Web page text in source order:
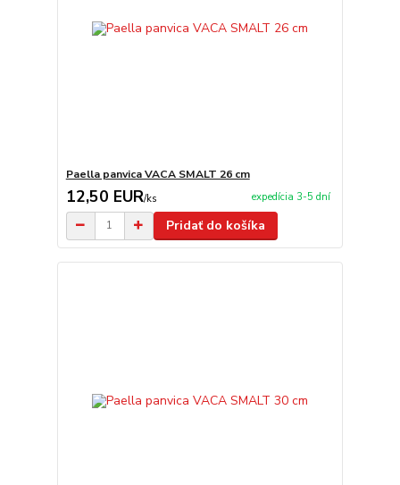
Paella panvica VACA SMALT 26 cm
12,50 EUR/ks expedícia 3-5 dní
Pridať do košíka